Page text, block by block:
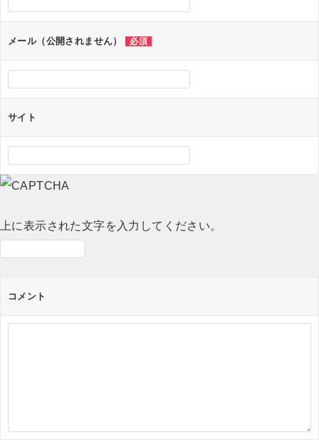
シ
ョ
メール（公開されません） 必須
サイト
上に表示された文字を入力してください。
コメント